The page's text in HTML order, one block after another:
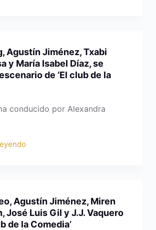
Agustín Jiménez, Txabi
y María Isabel Díaz, se
de ‘El club de la
conducido por Alexandra
Agustín Jiménez, Miren
José Luis Gil y J.J. Vaquero
de la Comedia’